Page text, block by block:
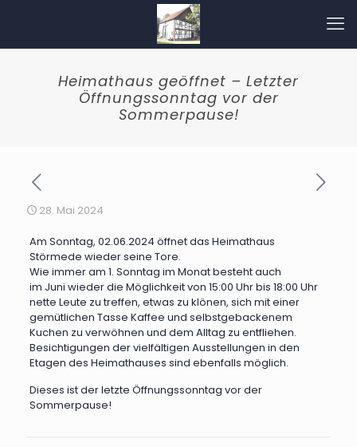
Heimathaus geöffnet – Letzter
Öffnungssonntag vor der
Sommerpause!
28. Mai 2024
Am Sonntag, 02.06.2024 öffnet das Heimathaus
Störmede wieder seine Tore.
Wie immer am 1. Sonntag im Monat besteht auch
im Juni wieder die Möglichkeit von 15:00 Uhr bis 18:00 Uhr
nette Leute zu treffen, etwas zu klönen, sich mit einer
gemütlichen Tasse Kaffee und selbstgebackenem
Kuchen zu verwöhnen und dem Alltag zu entfliehen.
Besichtigungen der vielfältigen Ausstellungen in den
Etagen des Heimathauses sind ebenfalls möglich.
Dieses ist der letzte Öffnungssonntag vor der
Sommerpause!